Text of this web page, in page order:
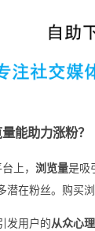
能助力涨粉？
上， 浏览量是吸
在粉丝。购买
发用户的从众心理